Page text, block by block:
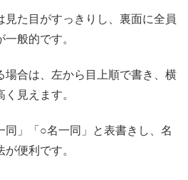
見た目がすっきりし、裏面に全員
般的です。
場合は、左から目上順で書き、横
見えます。
同」「○名一同」と表書きし、名
便利です。